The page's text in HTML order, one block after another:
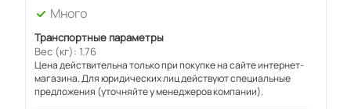
Много
Транспортные параметры
Вес (кг): 1.76
Цена действительна только при покупке на сайте интернет-
магазина. Для юридических лиц действуют специальные
предложения (уточняйте у менеджеров компании).